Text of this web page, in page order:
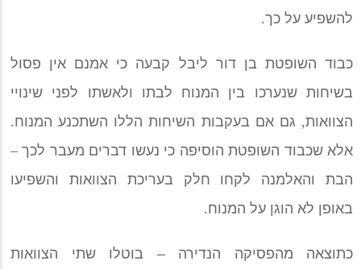
להשפיע על כך.
כבוד השופטת בן דור ליבל קבעה כי אמנם אין פסול
בשיחות שנערכו בין המנוח לבתו ולאשתו לפני שינויי
הצוואות, גם אם בעקבות השיחות הללו השתכנע המנוח.
אלא שכבוד השופטת הוסיפה כי נעשו דברים מעבר לכך –
הבת והאלמנה לקחו חלק בעריכת הצוואות והשפיעו
באופן לא הוגן על המנוח.
כתוצאה מהפסיקה הנדירה – בוטלו שתי הצוואות